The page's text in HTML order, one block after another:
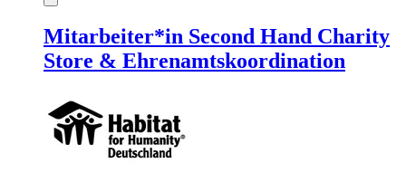
Mitarbeiter*in Second Hand Charity
Store & Ehrenamtskoordination